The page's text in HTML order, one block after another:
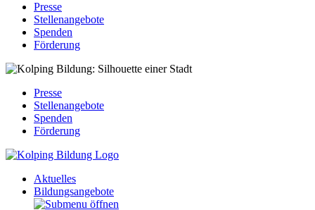
Presse
Stellenangebote
Spenden
Förderung
Presse
Stellenangebote
Spenden
Förderung
Aktuelles
Bildungsangebote